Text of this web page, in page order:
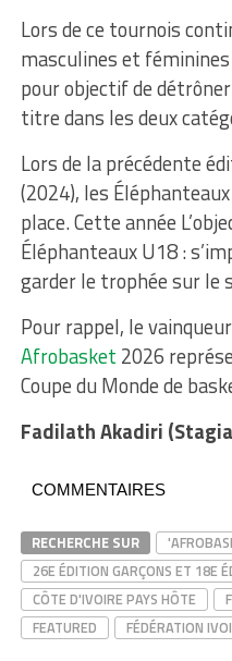
Lors de ce tournois
masculines et
pour objectif de
titre dans les deux
Lors de la précédente
(2024), les
place. Cette année
Éléphanteaux U18 :
garder le trophée sur le
Pour rappel, le
Afrobasket 2026
Coupe du Monde de
Fadilath Akadiri
COMMENTAIRES
RECHERCHE SUR
26E ÉDITION GARÇONS ET 18E
CÔTE D'IVOIRE PAYS HÔTE
FEATURED
FÉDÉRATION